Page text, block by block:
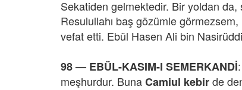
Sekatiden gelmektedir. Bir yoldan da,
Resulullahı baş gözümle
vefat etti. Ebül Hasen Ali bin
98 — EBÜL-KASIM-I SEMERKANDİ
meşhurdur. BunaCamiul kebirde